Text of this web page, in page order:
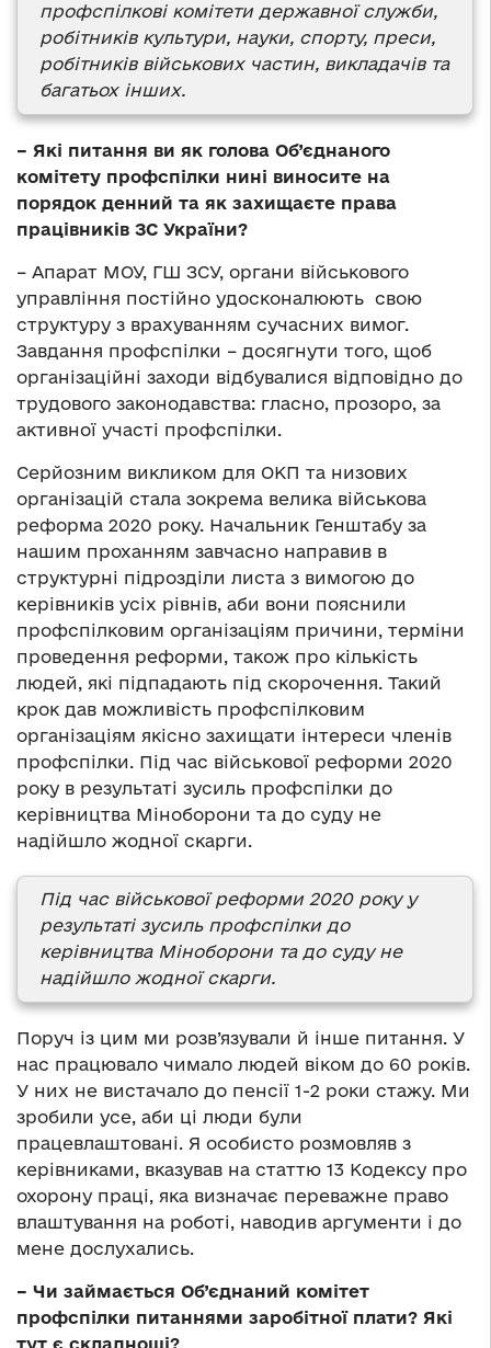
профспілкові комітети державної служби,
робітників культури, науки, спорту, преси,
робітників військових частин, викладачів та
багатьох інших.
– Які питання ви як голова Об’єднаного
комітету профспілки нині виносите на
порядок денний та як захищаєте права
працівників ЗС України?
– Апарат МОУ, ГШ ЗСУ, органи військового
управління постійно удосконалюють свою
структуру з врахуванням сучасних вимог.
Завдання профспілки – досягнути того, щоб
організаційні заходи відбувалися відповідно до
трудового законодавства: гласно, прозоро, за
активної участі профспілки.
Серйозним викликом для ОКП та низових
організацій стала зокрема велика військова
реформа 2020 року. Начальник Генштабу за
нашим проханням завчасно направив в
структурні підрозділи листа з вимогою до
керівників усіх рівнів, аби вони пояснили
профспілковим організаціям причини, терміни
проведення реформи, також про кількість
людей, які підпадають під скорочення. Такий
крок дав можливість профспілковим
організаціям якісно захищати інтереси членів
профспілки. Під час військової реформи 2020
року в результаті зусиль профспілки до
керівництва Міноборони та до суду не
надійшло жодної скарги.
Під час військової реформи 2020 року у
результаті зусиль профспілки до
керівництва Міноборони та до суду не
надійшло жодної скарги.
Поруч із цим ми розв’язували й інше питання. У
нас працювало чимало людей віком до 60 років.
У них не вистачало до пенсії 1-2 роки стажу. Ми
зробили усе, аби ці люди були
працевлаштовані. Я особисто розмовляв з
керівниками, вказував на статтю 13 Кодексу про
охорону праці, яка визначає переважне право
влаштування на роботі, наводив аргументи і до
мене дослухались.
– Чи займається Об’єднаний комітет
профспілки питаннями заробітної плати? Які
тут є складнощі?